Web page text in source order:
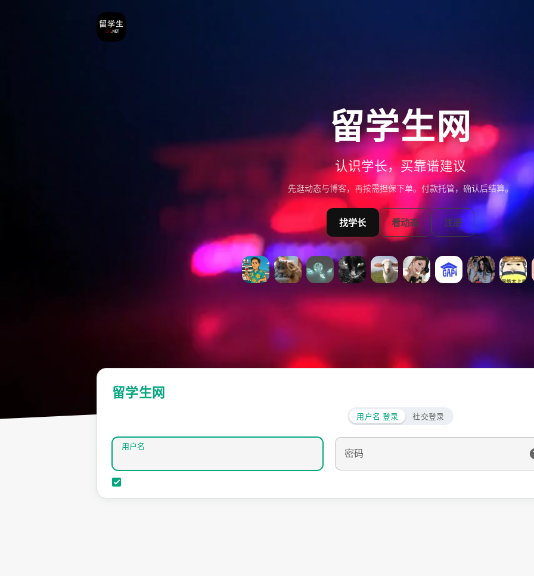
留学生网
认识学长，买靠谱建议
先逛动态与博客，再按需担保下单。付款托管，确认后结算。
找学长 看动态 注册
留学生网
用户名 登录 社交登录
用户名
密码